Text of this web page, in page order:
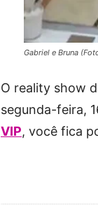
Gabriel e Bruna
O reality show
segunda-feira,
VIP, você fica